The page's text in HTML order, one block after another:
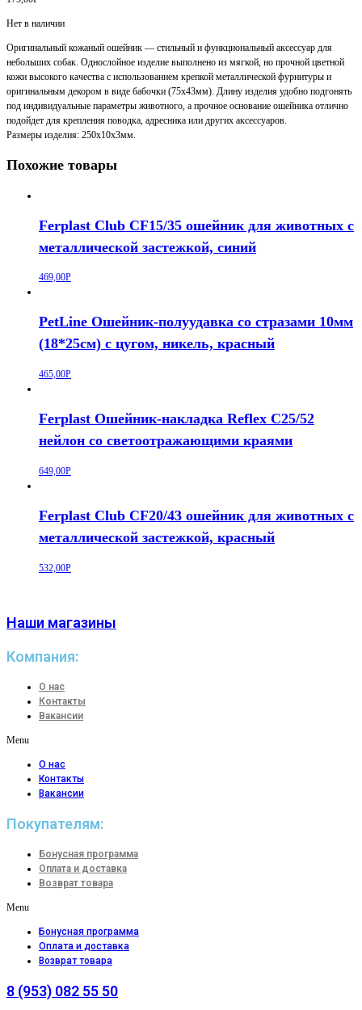
Нет в наличии
Оригинальный кожаный ошейник — стильный и функциональный аксессуар для
небольших собак. Однослойное изделие выполнено из мягкой, но прочной цветной
кожи высокого качества с использованием крепкой металлической фурнитуры и
оригинальным декором в виде бабочки (75х43мм). Длину изделия удобно подгонять
под индивидуальные параметры животного, а прочное основание ошейника отлично
подойдет для крепления поводка, адресника или других аксессуаров.
Размеры изделия: 250х10х3мм.
Похожие товары
Ferplast Club CF15/35 ошейник для животных c
металлической застежкой, синий
469,00Р
PetLine Ошейник-полуудавка со стразами 10мм
(18*25см) с цугом, никель, красный
465,00Р
Ferplast Ошейник-накладка Reflex C25/52
нейлон со светоотражающими краями
649,00Р
Ferplast Club CF20/43 ошейник для животных c
металлической застежкой, красный
532,00Р
Наши магазины
Компания:
О нас
Контакты
Вакансии
Menu
О нас
Контакты
Вакансии
Покупателям:
Бонусная программа
Оплата и доставка
Возврат товара
Menu
Бонусная программа
Оплата и доставка
Возврат товара
8 (953) 082 55 50